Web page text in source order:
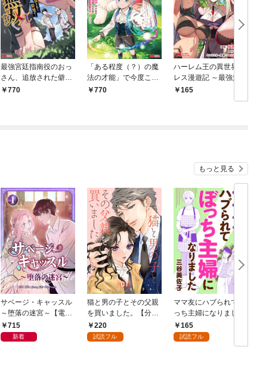
最強宮廷指南役のおっ
さん、追放された僻地
で無双する～幻となっ
770
「ある程度（？）の魔
法の才能」で今度こそ
異世界でスローライフ
770
ハーレム王の異世界プ
レス漫遊記 ～最強無双
のおじさんはあらゆる
種族を嫁にする～（コ
165
もっと見る
サベージ・キャッスル
～堕落の迷宮～【電子
単行本版】 第1巻
715
新着
猫と男の子とその父親
を買いました。【分冊
版】 1
220
試読フル
ママ友にハブられてぼ
っち主婦になりました
【分冊版】 1
165
試読フル